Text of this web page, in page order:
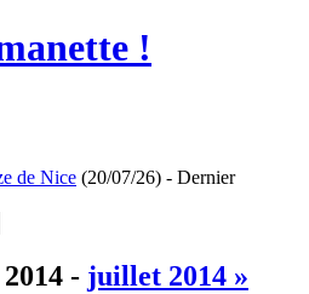
!
de Nice (20/07/26) - Dernier
- juillet 2014 »